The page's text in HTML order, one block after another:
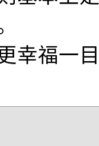
幸福一